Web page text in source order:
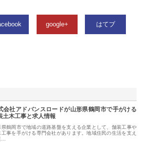
google+ はてブ
会社アドバンスロードが山形県鶴岡市で手がける
土木工事と求人情報
県鶴岡市で地域の道路基盤を支える企業として、舗装工事や
工事を手がける専門会社があります。地域住民の生活を支え
…